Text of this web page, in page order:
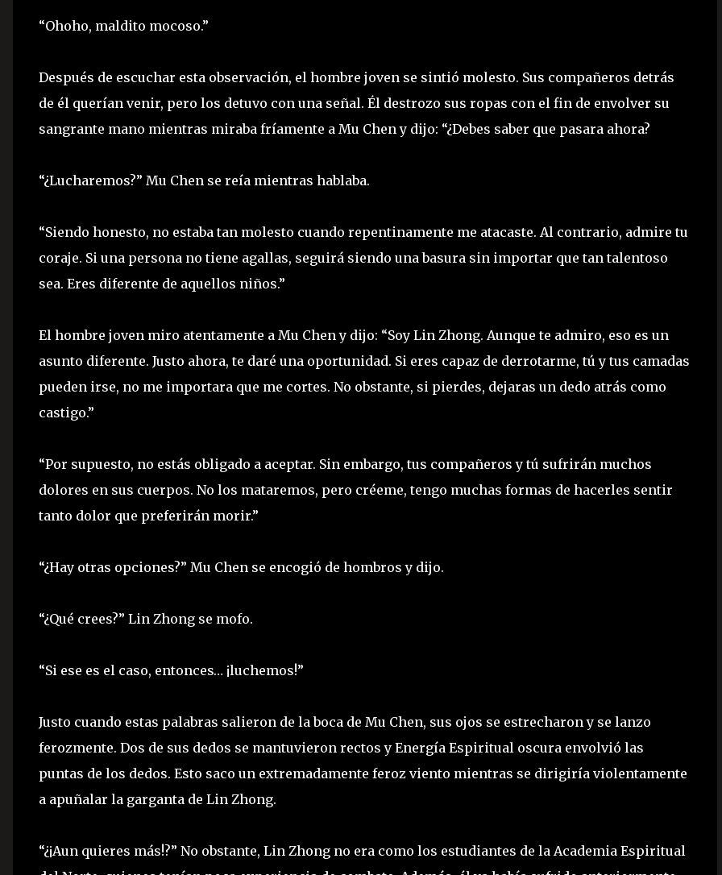
“Ohoho, maldito mocoso.”
Después de escuchar esta observación, el hombre joven se sintió molesto. Sus compañeros detrás
de él querían venir, pero los detuvo con una señal. Él destrozo sus ropas con el fin de envolver su
sangrante mano mientras miraba fríamente a Mu Chen y dijo: “¿Debes saber que pasara ahora?
“¿Lucharemos?” Mu Chen se reía mientras hablaba.
“Siendo honesto, no estaba tan molesto cuando repentinamente me atacaste. Al contrario, admire tu
coraje. Si una persona no tiene agallas, seguirá siendo una basura sin importar que tan talentoso
sea. Eres diferente de aquellos niños.”
El hombre joven miro atentamente a Mu Chen y dijo: “Soy Lin Zhong. Aunque te admiro, eso es un
asunto diferente. Justo ahora, te daré una oportunidad. Si eres capaz de derrotarme, tú y tus camadas
pueden irse, no me importara que me cortes. No obstante, si pierdes, dejaras un dedo atrás como
castigo.”
“Por supuesto, no estás obligado a aceptar. Sin embargo, tus compañeros y tú sufrirán muchos
dolores en sus cuerpos. No los mataremos, pero créeme, tengo muchas formas de hacerles sentir
tanto dolor que preferirán morir.”
“¿Hay otras opciones?” Mu Chen se encogió de hombros y dijo.
“¿Qué crees?” Lin Zhong se mofo.
“Si ese es el caso, entonces… ¡luchemos!”
Justo cuando estas palabras salieron de la boca de Mu Chen, sus ojos se estrecharon y se lanzo
ferozmente. Dos de sus dedos se mantuvieron rectos y Energía Espiritual oscura envolvió las
puntas de los dedos. Esto saco un extremadamente feroz viento mientras se dirigiría violentamente
a apuñalar la garganta de Lin Zhong.
“¿¡Aun quieres más!?” No obstante, Lin Zhong no era como los estudiantes de la Academia Espiritual